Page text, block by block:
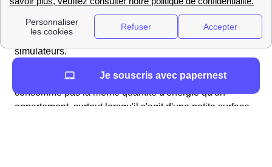
logement et sa superficie sont l'un des principaux
facteurs jouant sur la consommation, raison pour
laquelle ces critères figurent sur tous les formulaires des
simulateurs.
C'est tout naturellement qu'une grande maison ne
consomme pas la même quantité d'énergie qu'un
appartement, surtout lorsqu'il s'agit d'une petite surface,
Je souscris avec papernest